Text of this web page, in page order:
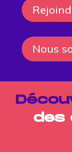
Nous
des